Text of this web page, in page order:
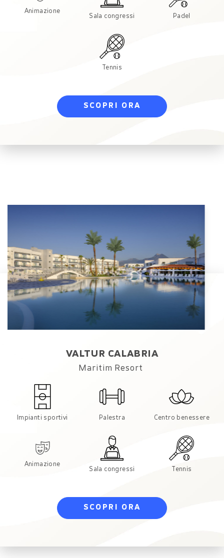
Animazione
Sala congressi
Padel
Tennis
SCOPRI ORA
VALTUR CALABRIA
Maritim Resort
Impianti sportivi Palestra Centro benessere
Animazione
Sala congressi
Tennis
SCOPRI ORA